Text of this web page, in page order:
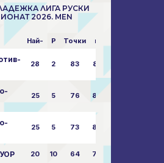
ЛИГА РУСКИ
2026. MEN
Най- P Точки пара
28 2 83 85:14
25 5 76 82:30
25 5 73 80:32
20 10 64 74:43